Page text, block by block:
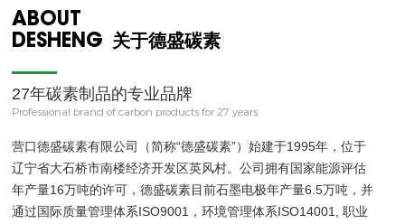
ABOUT
DESHENG
关于德盛碳素
27年碳素制品的专业品牌
Professional brand of carbon products for 27 years
营口德盛碳素有限公司（简称“德盛碳素”）始建于1995年，位于
辽宁省大石桥市南楼经济开发区英风村。公司拥有国家能源评估
年产量16万吨的许可，德盛碳素目前石墨电极年产量6.5万吨，并
通过国际质量管理体系ISO9001，环境管理体系ISO14001, 职业